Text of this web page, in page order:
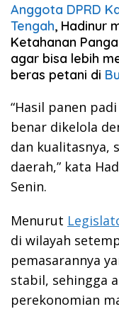
Anggota DPRD
Tengah, Hadinur
Ketahanan
agar bisa lebih
beras petani di
“Hasil panen
benar dikelola
dan kualitasnya,
daerah,” kata
Senin.
Menurut
di wilayah
pemasarannya
stabil, sehingga
perekonomian